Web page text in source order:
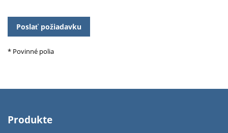
leave
this
empty.
* Povinné polia
Produkte